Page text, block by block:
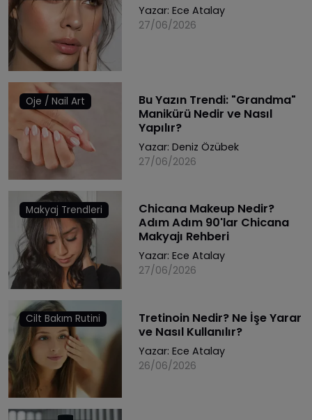
Yazar: Ece Atalay
27/06/2026
Oje / Nail Art
Bu Yazın Trendi: "Grandma"
Manikürü Nedir ve Nasıl
Yapılır?
Yazar: Deniz Özübek
27/06/2026
Makyaj Trendleri
Chicana Makeup Nedir?
Adım Adım 90'lar Chicana
Makyajı Rehberi
Yazar: Ece Atalay
27/06/2026
Cilt Bakım Rutini
Tretinoin Nedir? Ne İşe Yarar
ve Nasıl Kullanılır?
Yazar: Ece Atalay
26/06/2026